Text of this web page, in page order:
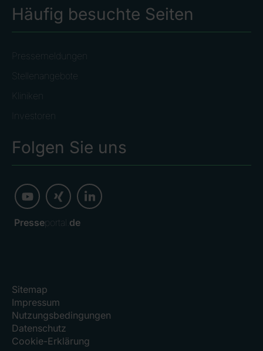
Häufig besuchte Seiten
Pressemeldungen
Stellenangebote
Kliniken
Investoren
Folgen Sie uns
Presseportal. de
Sitemap
Impressum
Nutzungsbedingungen
Datenschutz
Cookie-Erklärung